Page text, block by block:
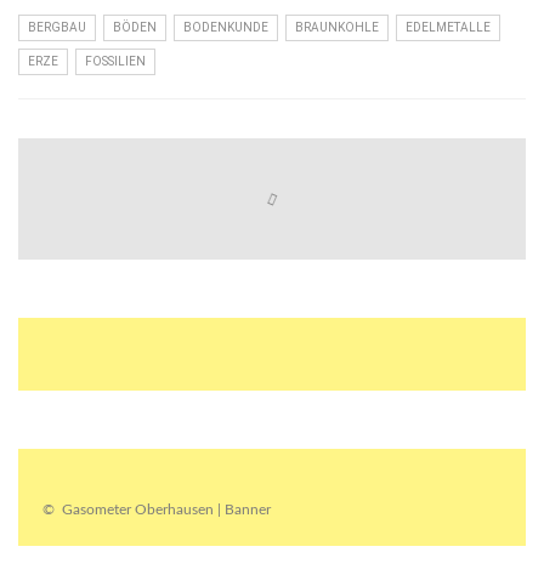
BERGBAU BÖDEN BODENKUNDE BRAUNKOHLE EDELMETALLE
ERZE FOSSILIEN
© Gasometer Oberhausen | Banner